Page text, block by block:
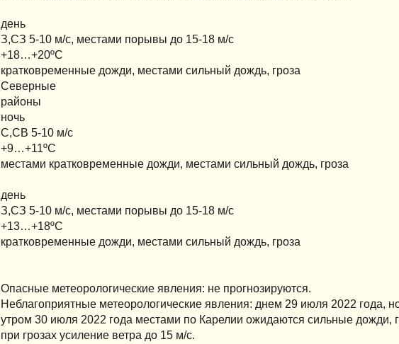
день
З,СЗ 5-10 м/с, местами порывы до 15-18 м/с
+18…+20ºС
кратковременные дожди, местами сильный дождь, гроза
Северные
районы
ночь
С,СВ 5-10 м/с
+9…+11ºС
местами кратковременные дожди, местами сильный дождь, гроза
день
З,СЗ 5-10 м/с, местами порывы до 15-18 м/с
+13…+18ºС
кратковременные дожди, местами сильный дождь, гроза
Опасные метеорологические явления: не прогнозируются.
Неблагоприятные метеорологические явления: днем 29 июля 2022 года,
утром 30 июля 2022 года местами по Карелии ожидаются сильные дожди,
при грозах усиление ветра до 15 м/с.